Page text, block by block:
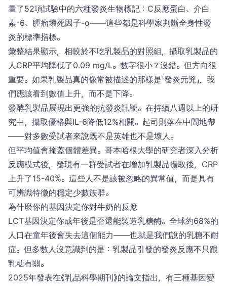
量了52項試驗中的六種發炎生物標記：C反應蛋白、介白
素-6、腫瘤壞死因子-α——這些都是科學家判斷全身性發
炎的標準指標。
彙整結果顯示，相較於不吃乳製品的對照組，攝取乳製品的
人CRP平均降低了0.09 mg/L。數字很小？沒錯。但方向很
重要。如果乳製品真的像常被描述的那樣是「發炎元兇」，我
們應該看到數值上升，而不是下降。
發酵乳製品展現出更強的抗發炎訊號。在持續八週以上的研
究中，攝取優格與IL-6降低12%相關。起司則落在中間地帶
——對多數受試者來說既不是英雄也不是壞人。
但平均值會掩蓋個體差異。哥本哈根大學的研究者深入分析
反應模式後，發現有一群受試者在增加乳製品攝取後，CRP
上升了15-40%。這些人不是該被忽略的異常值，而是具有
可辨識特徵的穩定少數族群。
為什麼你的基因決定你對牛奶的反應
LCT基因決定你成年後是否還能製造乳糖酶。全球約68%的
人口在童年後會失去這個能力——也就是我們說的乳糖不耐
症。但多數人沒意識到的是：乳製品引發的發炎反應不只跟
乳糖有關。
2025年發表在《乳品科學期刊》的論文指出，有三種基因變